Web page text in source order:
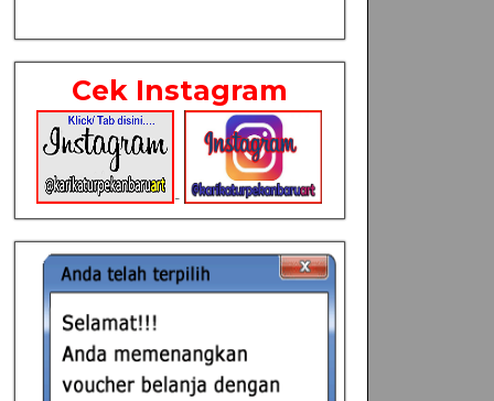
Cek Instagram
-